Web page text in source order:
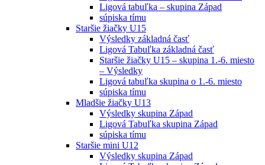
Ligová tabuľka – skupina Západ
súpiska tímu
Staršie žiačky U15
Výsledky základná časť
Ligová Tabuľka základná časť
Staršie žiačky U15 – skupina 1.-6. miesto
– Výsledky
Ligová tabuľka skupina o 1.-6. miesto
súpiska tímu
Mladšie žiačky U13
Výsledky skupina Západ
Ligová Tabuľka skupina Západ
súpiska tímu
Staršie mini U12
Výsledky skupina Západ